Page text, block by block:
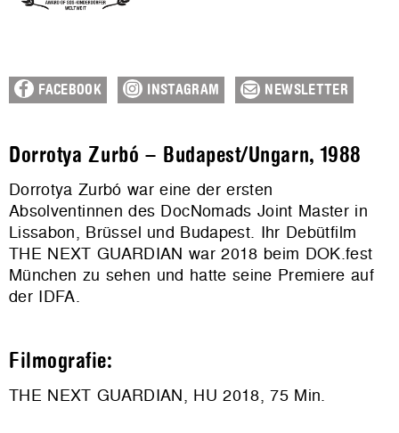
FACEBOOK INSTAGRAM NEWSLETTER
Dorrotya Zurbó – Budapest/Ungarn, 1988
Dorrotya Zurbó war eine der ersten
Absolventinnen des DocNomads Joint Master in
Lissabon, Brüssel und Budapest. Ihr Debütfilm
THE NEXT GUARDIAN war 2018 beim DOK.fest
München zu sehen und hatte seine Premiere auf
der IDFA.
Filmografie:
THE NEXT GUARDIAN, HU 2018, 75 Min.